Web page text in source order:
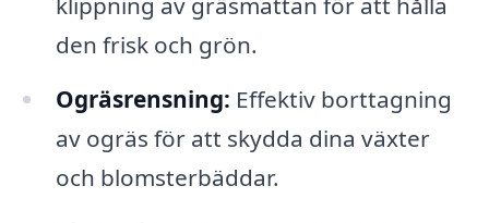
den frisk och grön.
Ogräsrensning: Effektiv borttagning
av ogräs för att skydda dina växter
och blomsterbäddar.